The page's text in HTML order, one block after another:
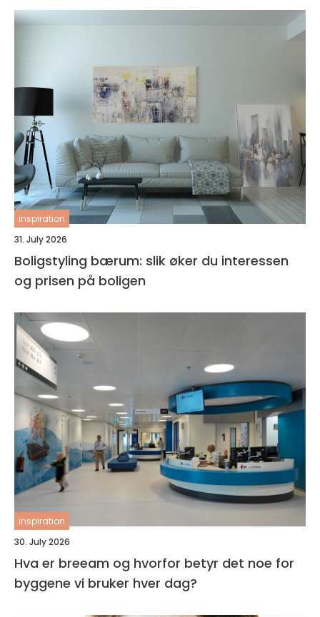
inspiration
31. July 2026
Boligstyling bærum: slik øker du interessen
og prisen på boligen
inspiration
30. July 2026
Hva er breeam og hvorfor betyr det noe for
byggene vi bruker hver dag?